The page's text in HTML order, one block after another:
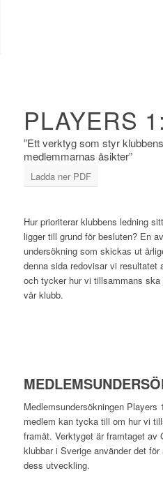
PLAYERS
”Ett verktyg som styr
medlemmarnas åsikter”
Ladda ner PDF
Hur prioriterar klubbens ledning
ligger till grund för besluten? En
undersökning som skickas ut
denna sida redovisar vi resultatet
och tycker hur vi tillsammans
vår klubb.
Medlemsundersökningen
medlem kan tycka till om hur vi
framåt. Verktyget är framtaget av
klubbar i Sverige använder det
dess utveckling.